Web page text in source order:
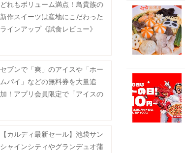
どれもボリューム満点！鳥貴族の
新作スイーツは産地にこだわった
ラインアップ《試食レビュー》
セブンで「爽」のアイスや「ホー
ムパイ」などの無料券を大量追
加！アプリ会員限定で「アイスの
【カルディ最新セール】池袋サン
シャインシティやグランデュオ蒲